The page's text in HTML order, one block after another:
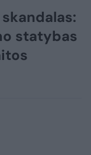
statybas